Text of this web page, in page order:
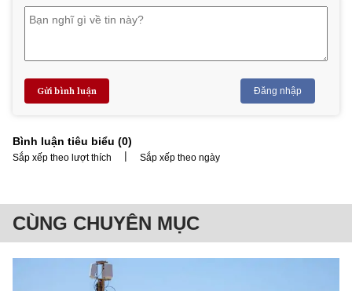
Gửi bình luận Đăng nhập
Bình luận tiêu biểu (0)
Sắp xếp theo lượt thích | Sắp xếp theo ngày
CÙNG CHUYÊN MỤC